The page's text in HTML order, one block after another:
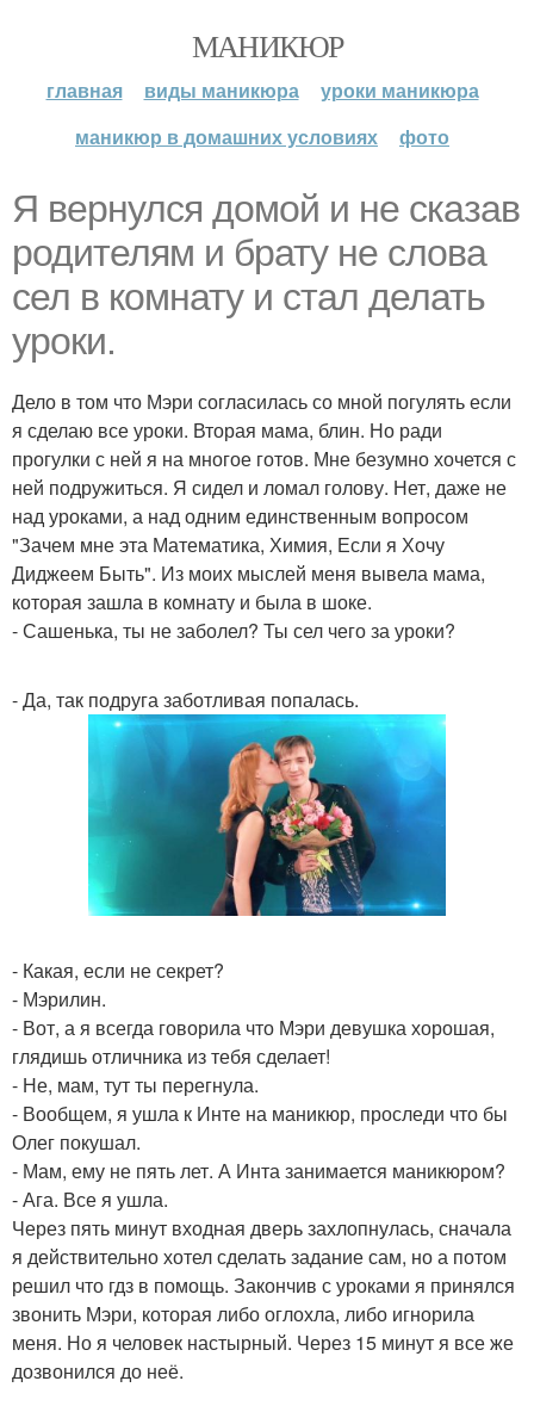
МАНИКЮР
главная виды маникюра
уроки маникюра
маникюр в домашних условиях
фото
Я вернулся домой и не сказав
родителям и брату не слова
сел в комнату и стал делать
уроки.
Дело в том что Мэри согласилась со мной погулять если
я сделаю все уроки. Вторая мама, блин. Но ради
прогулки с ней я на многое готов. Мне безумно хочется с
ней подружиться. Я сидел и ломал голову. Нет, даже не
над уроками, а над одним единственным вопросом
"Зачем мне эта Математика, Химия, Если я Хочу
Диджеем Быть". Из моих мыслей меня вывела мама,
которая зашла в комнату и была в шоке.
- Сашенька, ты не заболел? Ты сел чего за уроки?
- Да, так подруга заботливая попалась.
- Какая, если не секрет?
- Мэрилин.
- Вот, а я всегда говорила что Мэри девушка хорошая,
глядишь отличника из тебя сделает!
- Не, мам, тут ты перегнула.
- Вообщем, я ушла к Инте на маникюр, проследи что бы
Олег покушал.
- Мам, ему не пять лет. А Инта занимается маникюром?
- Ага. Все я ушла.
Через пять минут входная дверь захлопнулась, сначала
я действительно хотел сделать задание сам, но а потом
решил что гдз в помощь. Закончив с уроками я принялся
звонить Мэри, которая либо оглохла, либо игнорила
меня. Но я человек настырный. Через 15 минут я все же
дозвонился до неё.